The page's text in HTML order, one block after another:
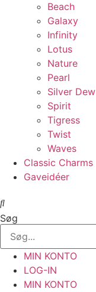
Beach
Galaxy
Infinity
Lotus
Nature
Pearl
Silver Dew
Spirit
Tigress
Twist
Waves
Classic Charms
Gaveidéer
Søg
MIN KONTO
LOG-IN
MIN KONTO